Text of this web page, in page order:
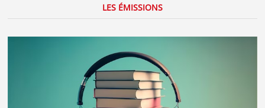
LES ÉMISSIONS